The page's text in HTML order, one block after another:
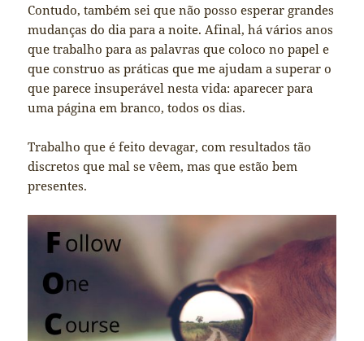
Contudo, também sei que não posso esperar grandes
mudanças do dia para a noite. Afinal, há vários anos
que trabalho para as palavras que coloco no papel e
que construo as práticas que me ajudam a superar o
que parece insuperável nesta vida: aparecer para
uma página em branco, todos os dias.
Trabalho que é feito devagar, com resultados tão
discretos que mal se vêem, mas que estão bem
presentes.